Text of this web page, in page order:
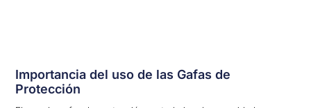
Importancia del uso de las Gafas de
Protección